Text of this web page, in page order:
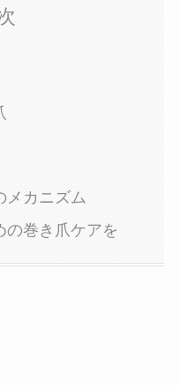
メカニズム
の巻き爪ケアを